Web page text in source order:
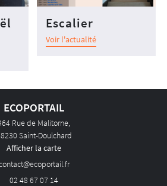
Escalier
Voir l'actualité
ECOPORTAIL
Rue de Malitorne,
Saint-Doulchard
Afficher la carte
02 48 67 07 14